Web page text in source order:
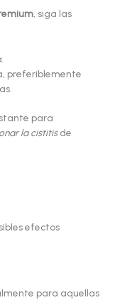
, siga las
preferiblemente
para
la cistitisde
efectos
para aquellas